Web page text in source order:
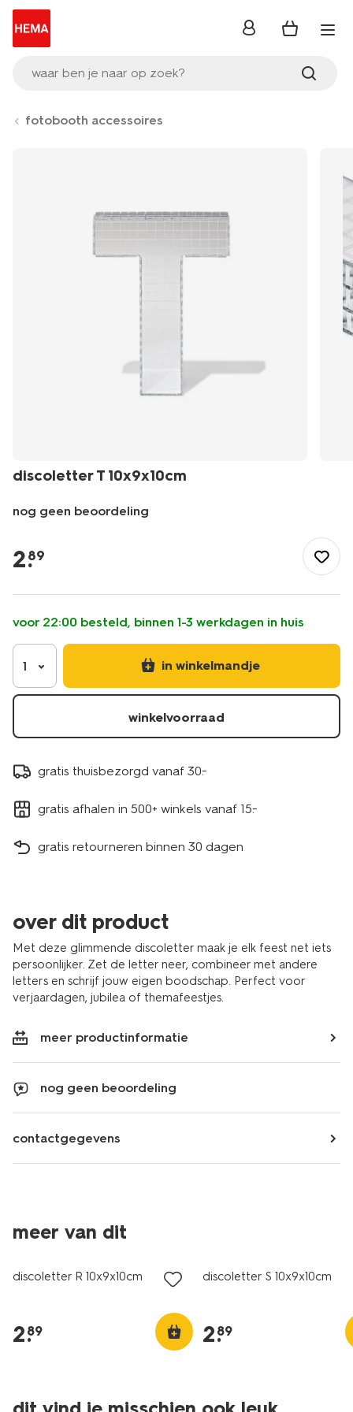
waar ben je naar op zoek?
inloggen
fotobooth accessoires
discoletter T 10x9x10cm
nog geen beoordeling
cadeau/versiering/fotobooth-
accessoires/discoletter-
10x9x10cm-
14250293.html
2.
89
voor 22:00 besteld, binnen 1-3 werkdagen in huis
1 in winkelmandje
winkelvoorraad
gratis thuisbezorgd vanaf 30.-
gratis afhalen in 500+ winkels vanaf 15.-
gratis retourneren binnen 30 dagen
over dit product
Met deze glimmende discoletter maak je elk feest net iets
persoonlijker. Zet de letter neer, combineer met andere
letters en schrijf jouw eigen boodschap. Perfect voor
verjaardagen, jubilea of themafeestjes.
meer productinformatie
nog geen beoordeling
contactgegevens
meer van dit
discoletter R 10x9x10cm
2.
89
discoletter S 10x9x10cm
2.
89